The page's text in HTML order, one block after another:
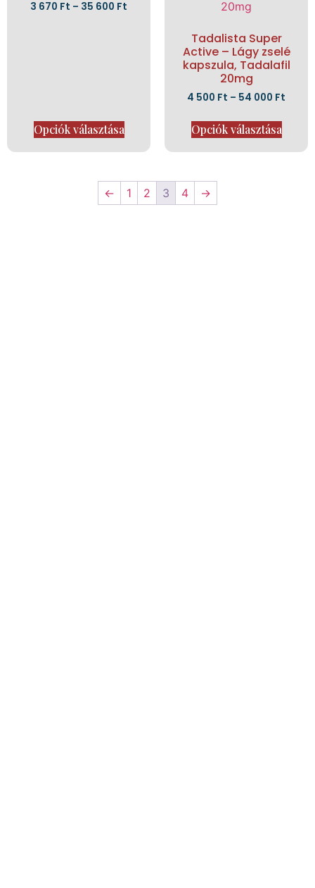
3 670 Ft – 35 600 Ft
Opciók választása
Tadalista Super
Active – Lágy zselé
kapszula, Tadalafil
20mg
4 500 Ft – 54 000 Ft
Opciók választása
← 1 2 3 4 →